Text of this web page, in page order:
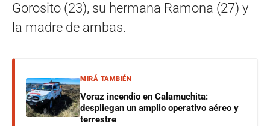
Gorosito (23), su hermana Ramona (27) y
la madre de ambas.
MIRÁ TAMBIÉN
Voraz incendio en Calamuchita:
despliegan un amplio operativo aéreo y
terrestre